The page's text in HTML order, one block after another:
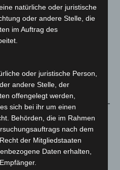
natürliche oder juristische
oder andere Stelle, die
im Auftrag des
oder juristische Person,
andere Stelle, der
offengelegt werden,
sich bei ihr um einen
Behörden, die im Rahmen
nach dem
der Mitgliedstaaten
Daten erhalten,